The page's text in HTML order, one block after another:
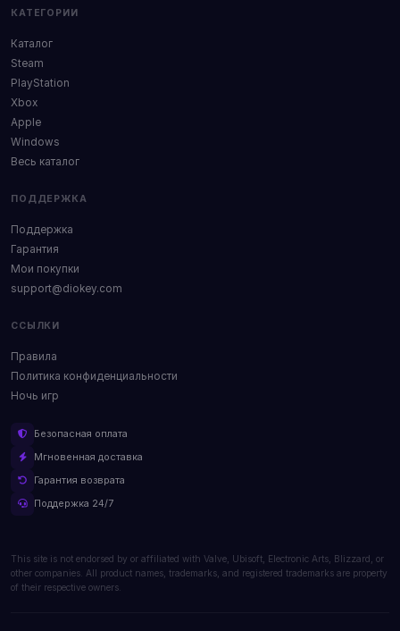
КАТЕГОРИИ
Каталог
Steam
PlayStation
Xbox
Apple
Windows
Весь каталог
ПОДДЕРЖКА
Поддержка
Гарантия
Мои покупки
support@diokey.com
ССЫЛКИ
Правила
Политика конфиденциальности
Ночь игр
Безопасная оплата
Мгновенная доставка
Гарантия возврата
Поддержка 24/7
This site is not endorsed by or affiliated with Valve, Ubisoft, Electronic Arts, Blizzard, or
other companies. All product names, trademarks, and registered trademarks are property
of their respective owners.